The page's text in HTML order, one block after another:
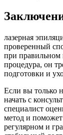
лазерная
проверенный
при правильном
процедура, он
подготовки и
Если вы только
начать с
специалист
метод и
регулярном и